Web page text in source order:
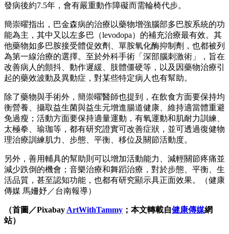
發病後約7.5年，會有嚴重動作障礙而需輪椅代步。
簡崇曜指出，巴金森病的治療以藥物增強腦部多巴胺系統的功
能為主，其中又以左多巴（levodopa）的補充治療最有效。其
他藥物如多巴胺接受體促效劑、單胺氧化酶抑制劑，也都被列
為第一線治療的選擇。至於外科手術「深部腦刺激術」，旨在
改善病人的顫抖、動作遲緩、肢體僵硬等，以及因藥物治療引
起的藥效波動及異動症，對某些特定病人也有幫助。
除了藥物與手術外，簡崇曜醫師也提到，在飲食方面要保持均
衡營養、攝取益生菌與益生元增進腸道健康、維持適當體重避
免過瘦；活動方面要保持適量運動，有氧運動和肌耐力訓練、
太極拳、瑜珈等，都有研究證實可改善症狀，並可透過復健物
理治療訓練肌力、步態、平衡、移位及關節活動度。
另外，善用輔具的幫助則可以增加活動能力、減輕關節疼痛並
減少跌倒的機會；音樂治療和舞蹈治療，對於步態、平衡、生
活品質，甚至認知功能，也都有研究顯示具正面效果。（健康
傳媒 馬姍妤／台南報導）
（首圖／Pixabay ArtWithTammy ；本文轉載自健康傳媒網
站）